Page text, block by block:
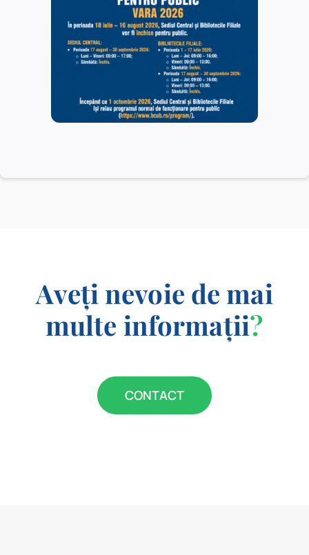
Situația funcțiilor din
BCU „Carol I” la data de
30 martie 2026
Rezultate finale – postul
vacant de Îngrijitor –
Serviciul Administrativ.
Aveți nevoie de mai
multe informații?
CONTACT